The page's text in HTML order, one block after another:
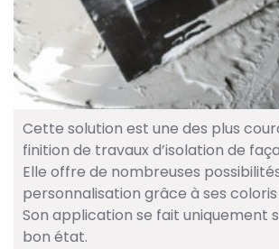
Cette solution est une des plus
finition de travaux d’isolation de
Elle offre de nombreuses
personnalisation grâce à ses
Son application se fait uniquement
bon état.